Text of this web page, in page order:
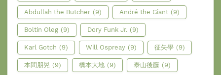
Abdullah the Butcher (9) André the Giant (9)
Boltin Oleg (9) Dory Funk Jr. (9)
Karl Gotch (9) Will Ospreay (9) 征矢學 (9)
本間朋晃 (9) 橋本大地 (9) 泰山後藤 (9)